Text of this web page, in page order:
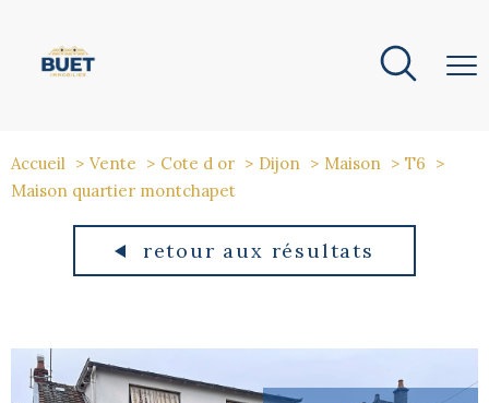
Accueil Vente Cote d or Dijon Maison
T6
Maison quartier montchapet
retour aux résultats